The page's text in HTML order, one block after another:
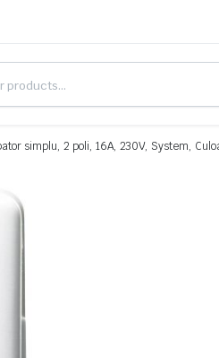
simplu, 2 poli, 16A, 230V, System,